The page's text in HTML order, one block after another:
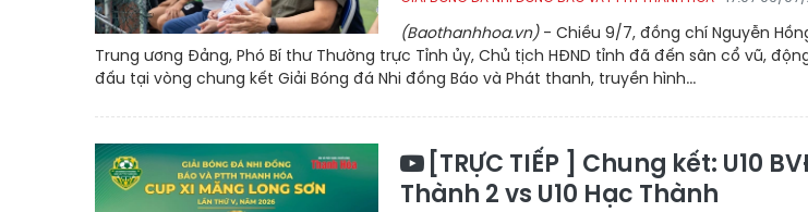
(Baothanhhoa.vn)- Chiều 9/7, đồng chí Nguyễn
Trung ương Đảng, Phó Bí thư Thường trực Tỉnh ủy, Chủ tịch HĐND tỉnh đã đến sân cổ vũ,
đấu tại vòng chung kết Giải Bóng đá Nhi đồng Báo và Phát thanh, truyền hình...
[TRỰC TIẾP ] Chung kết: U10
Thành 2 vs U10 Hạc Thành